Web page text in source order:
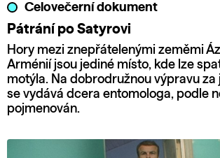
Celovečerní dokument
Pátrání po Satyrovi
Hory mezi znepřátelenými zeměmi
Arménií jsou jediné místo, kde lze
motýla. Na dobrodružnou výpravu za
se vydává dcera entomologa, podle
pojmenován.